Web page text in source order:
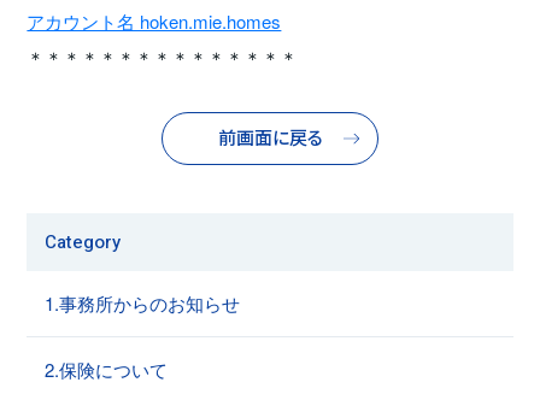
アカウント名 hoken.mie.homes
＊＊＊＊＊＊＊＊＊＊＊＊＊＊＊
前画面に戻る
Category
1.事務所からのお知らせ
2.保険について